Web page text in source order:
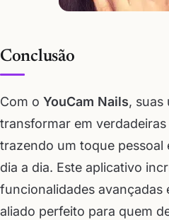
Conclusão
Com o YouCam Nails, suas
transformar em
trazendo um toque pessoal
dia a dia. Este aplicativo
funcionalidades avançadas
aliado perfeito para quem